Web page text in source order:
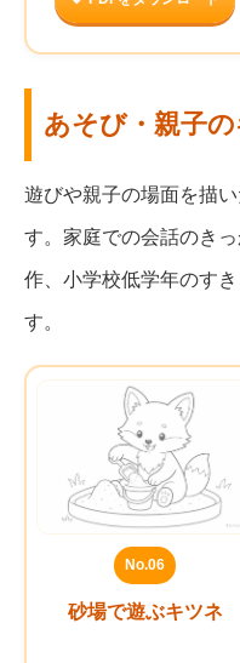
あそび・親子
遊びや親子の場面を描
す。家庭での会話のき
作、小学校低学年のす
す。
No.06
砂場で遊ぶキツネ